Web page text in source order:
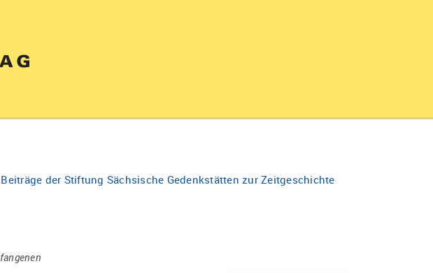
der Stiftung Sächsische Gedenkstätten zur Zeitgeschichte